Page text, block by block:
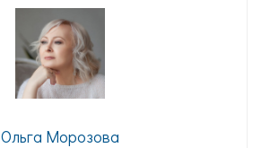
Ольга Морозова